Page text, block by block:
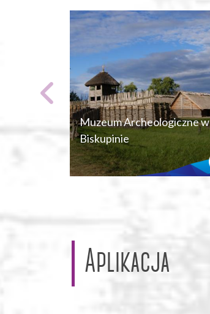
Muzeum Archeologiczne w
Biskupinie
Aplikacja